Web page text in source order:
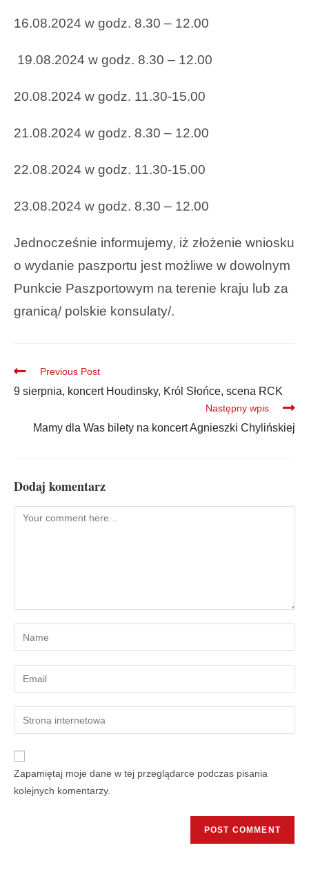
16.08.2024 w godz. 8.30 – 12.00
19.08.2024 w godz. 8.30 – 12.00
20.08.2024 w godz. 11.30-15.00
21.08.2024 w godz. 8.30 – 12.00
22.08.2024 w godz. 11.30-15.00
23.08.2024 w godz. 8.30 – 12.00
Jednocześnie informujemy, iż złożenie wniosku
o wydanie paszportu jest możliwe w dowolnym
Punkcie Paszportowym na terenie kraju lub za
granicą/ polskie konsulaty/.
Previous Post
9 sierpnia, koncert Houdinsky, Król Słońce, scena RCK
Następny wpis
Mamy dla Was bilety na koncert Agnieszki Chylińskiej
Dodaj komentarz
Zapamiętaj moje dane w tej przeglądarce podczas pisania
kolejnych komentarzy.